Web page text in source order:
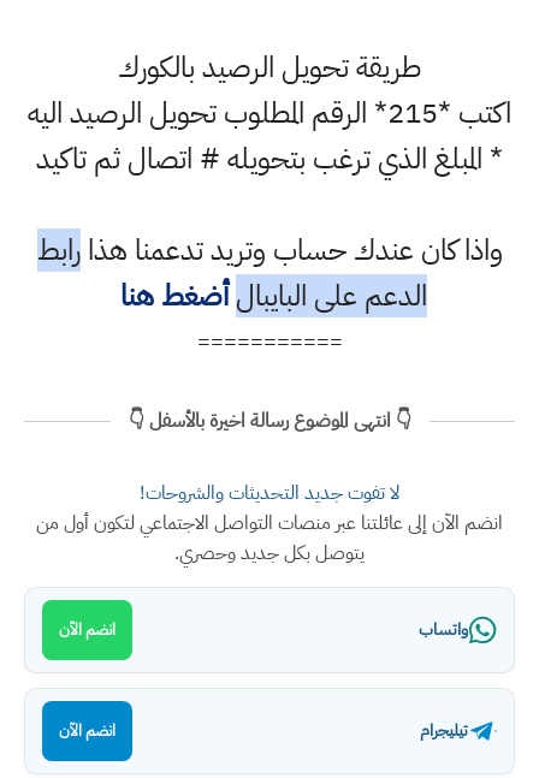
طريقة تحويل الرصيد بالكورك
اكتب *215* الرقم المطلوب تحويل الرصيد اليه
* المبلغ الذي ترغب بتحويله # اتصال ثم تاكيد
واذا كان عندك حساب وتريد تدعمنا هذارابط
الدعم على البايبال أضغط هنا
===========
👇 انتهى الموضوع رسالة اخيرة بالأسفل 👇
لا تفوت جديد التحديثات والشروحات!
انضم الآن إلى عائلتنا عبر منصات التواصل الاجتماعي لتكون أول من
يتوصل بكل جديد وحصري.
واتساب انضم الآن
تيليجرام انضم الآن